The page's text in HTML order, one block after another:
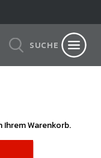
SUCHE
Warenkorb.